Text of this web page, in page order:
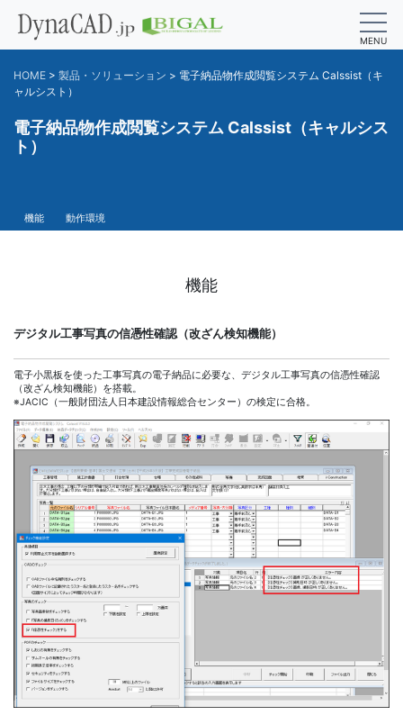
MENU
HOME > 製品・ソリューション > 電子納品物作成閲覧システム Calssist（キ
ャルシスト）
電子納品物作成閲覧システム Calssist（キャルシス
ト）
機能 動作環境
機能
デジタル工事写真の信憑性確認（改ざん検知機能）
電子小黒板を使った工事写真の電子納品に必要な、デジタル工事写真の信憑性確認
（改ざん検知機能）を搭載。
※JACIC（一般財団法人日本建設情報総合センター）の検定に合格。